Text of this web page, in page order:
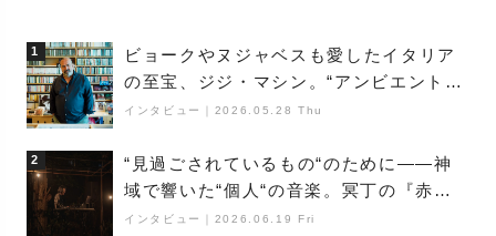
1
ビョークやヌジャベスも愛したイタリア
の至宝、ジジ・マシン。“アンビエントの
巨匠”が明かす創作の原点と、「動き」に
インタビュー 2026.05.28 Thu
2
“見過ごされているもの“のために――神
域で響いた“個人“の音楽。冥丁の『赤城
夜神楽』をレポート
インタビュー 2026.06.19 Fri